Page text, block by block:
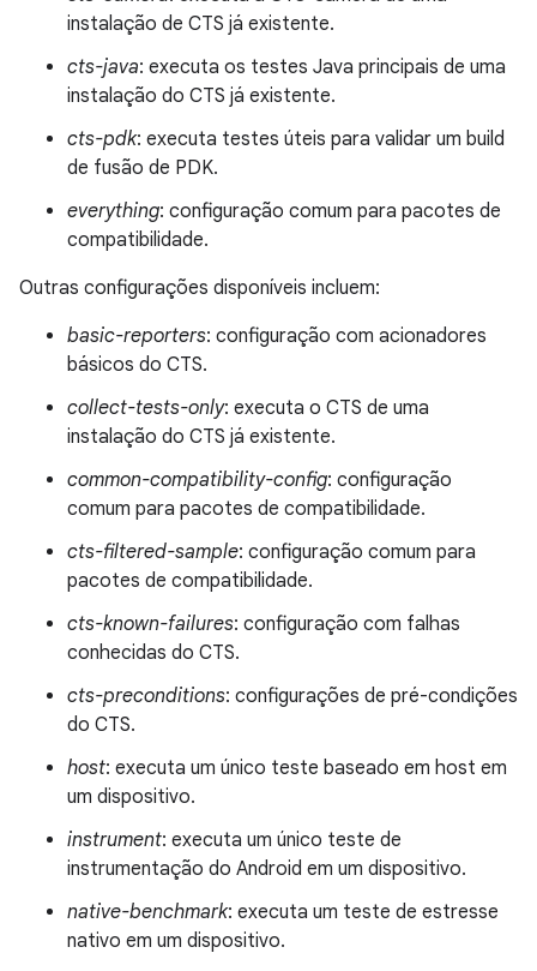
instalação de CTS já existente.
cts-java: executa os testes Java principais de uma
instalação do CTS já existente.
cts-pdk: executa testes úteis para validar um build
de fusão de PDK.
everything: configuração comum para pacotes de
compatibilidade.
Outras configurações disponíveis incluem:
basic-reporters: configuração com acionadores
básicos do CTS.
collect-tests-only: executa o CTS de uma
instalação do CTS já existente.
common-compatibility-config: configuração
comum para pacotes de compatibilidade.
cts-filtered-sample: configuração comum para
pacotes de compatibilidade.
cts-known-failures: configuração com falhas
conhecidas do CTS.
cts-preconditions: configurações de pré-condições
do CTS.
host: executa um único teste baseado em host em
um dispositivo.
instrument: executa um único teste de
instrumentação do Android em um dispositivo.
native-benchmark: executa um teste de estresse
nativo em um dispositivo.